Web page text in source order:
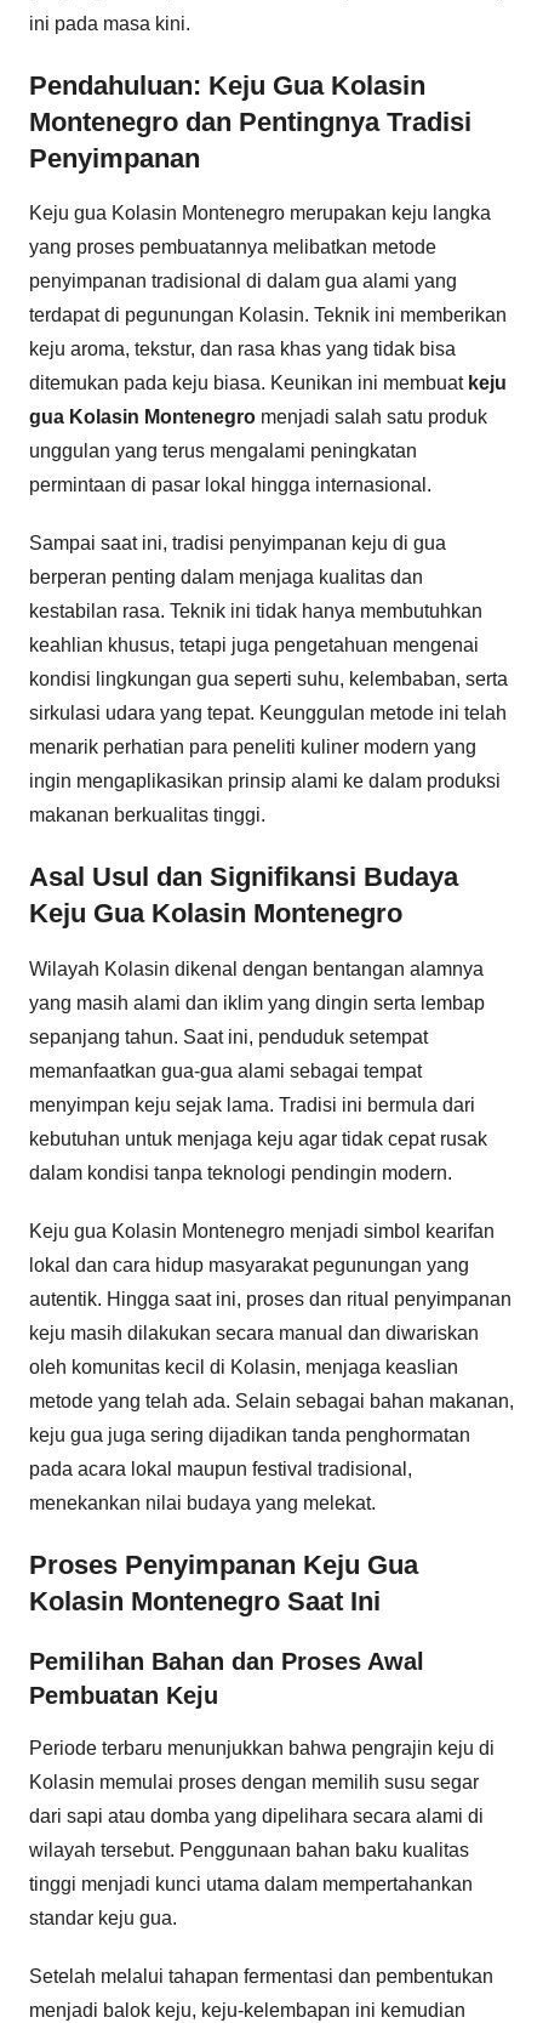
ini pada masa kini.
Pendahuluan: Keju Gua Kolasin
Montenegro dan Pentingnya Tradisi
Penyimpanan
Keju gua Kolasin Montenegro merupakan keju langka
yang proses pembuatannya melibatkan metode
penyimpanan tradisional di dalam gua alami yang
terdapat di pegunungan Kolasin. Teknik ini memberikan
keju aroma, tekstur, dan rasa khas yang tidak bisa
ditemukan pada keju biasa. Keunikan ini membuat keju
gua Kolasin Montenegro menjadi salah satu produk
unggulan yang terus mengalami peningkatan
permintaan di pasar lokal hingga internasional.
Sampai saat ini, tradisi penyimpanan keju di gua
berperan penting dalam menjaga kualitas dan
kestabilan rasa. Teknik ini tidak hanya membutuhkan
keahlian khusus, tetapi juga pengetahuan mengenai
kondisi lingkungan gua seperti suhu, kelembaban, serta
sirkulasi udara yang tepat. Keunggulan metode ini telah
menarik perhatian para peneliti kuliner modern yang
ingin mengaplikasikan prinsip alami ke dalam produksi
makanan berkualitas tinggi.
Asal Usul dan Signifikansi Budaya
Keju Gua Kolasin Montenegro
Wilayah Kolasin dikenal dengan bentangan alamnya
yang masih alami dan iklim yang dingin serta lembap
sepanjang tahun. Saat ini, penduduk setempat
memanfaatkan gua-gua alami sebagai tempat
menyimpan keju sejak lama. Tradisi ini bermula dari
kebutuhan untuk menjaga keju agar tidak cepat rusak
dalam kondisi tanpa teknologi pendingin modern.
Keju gua Kolasin Montenegro menjadi simbol kearifan
lokal dan cara hidup masyarakat pegunungan yang
autentik. Hingga saat ini, proses dan ritual penyimpanan
keju masih dilakukan secara manual dan diwariskan
oleh komunitas kecil di Kolasin, menjaga keaslian
metode yang telah ada. Selain sebagai bahan makanan,
keju gua juga sering dijadikan tanda penghormatan
pada acara lokal maupun festival tradisional,
menekankan nilai budaya yang melekat.
Proses Penyimpanan Keju Gua
Kolasin Montenegro Saat Ini
Pemilihan Bahan dan Proses Awal
Pembuatan Keju
Periode terbaru menunjukkan bahwa pengrajin keju di
Kolasin memulai proses dengan memilih susu segar
dari sapi atau domba yang dipelihara secara alami di
wilayah tersebut. Penggunaan bahan baku kualitas
tinggi menjadi kunci utama dalam mempertahankan
standar keju gua.
Setelah melalui tahapan fermentasi dan pembentukan
menjadi balok keju, keju-kelembapan ini kemudian